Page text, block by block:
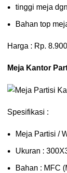
tinggi meja
Bahan top
Harga : Rp.
Meja Kantor
Spesifikasi :
Meja Partisi /
Ukuran :
Bahan : MFC